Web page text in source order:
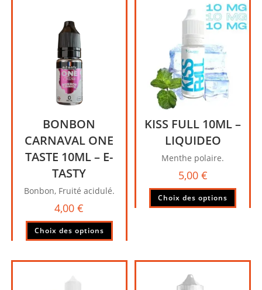
BONBON
CARNAVAL ONE
TASTE 10ML – E-
TASTY
Bonbon, Fruité acidulé.
4,00€
Choix des options
produit
plusieurs
KISS FULL 10ML –
LIQUIDEO
Menthe polaire.
5,00 €
Choix des options